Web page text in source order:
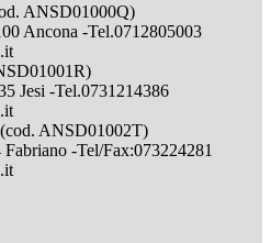
ANSD01000Q)
Ancona -Tel.0712805003
Jesi -Tel.0731214386
ANSD01002T)
-Tel/Fax:073224281